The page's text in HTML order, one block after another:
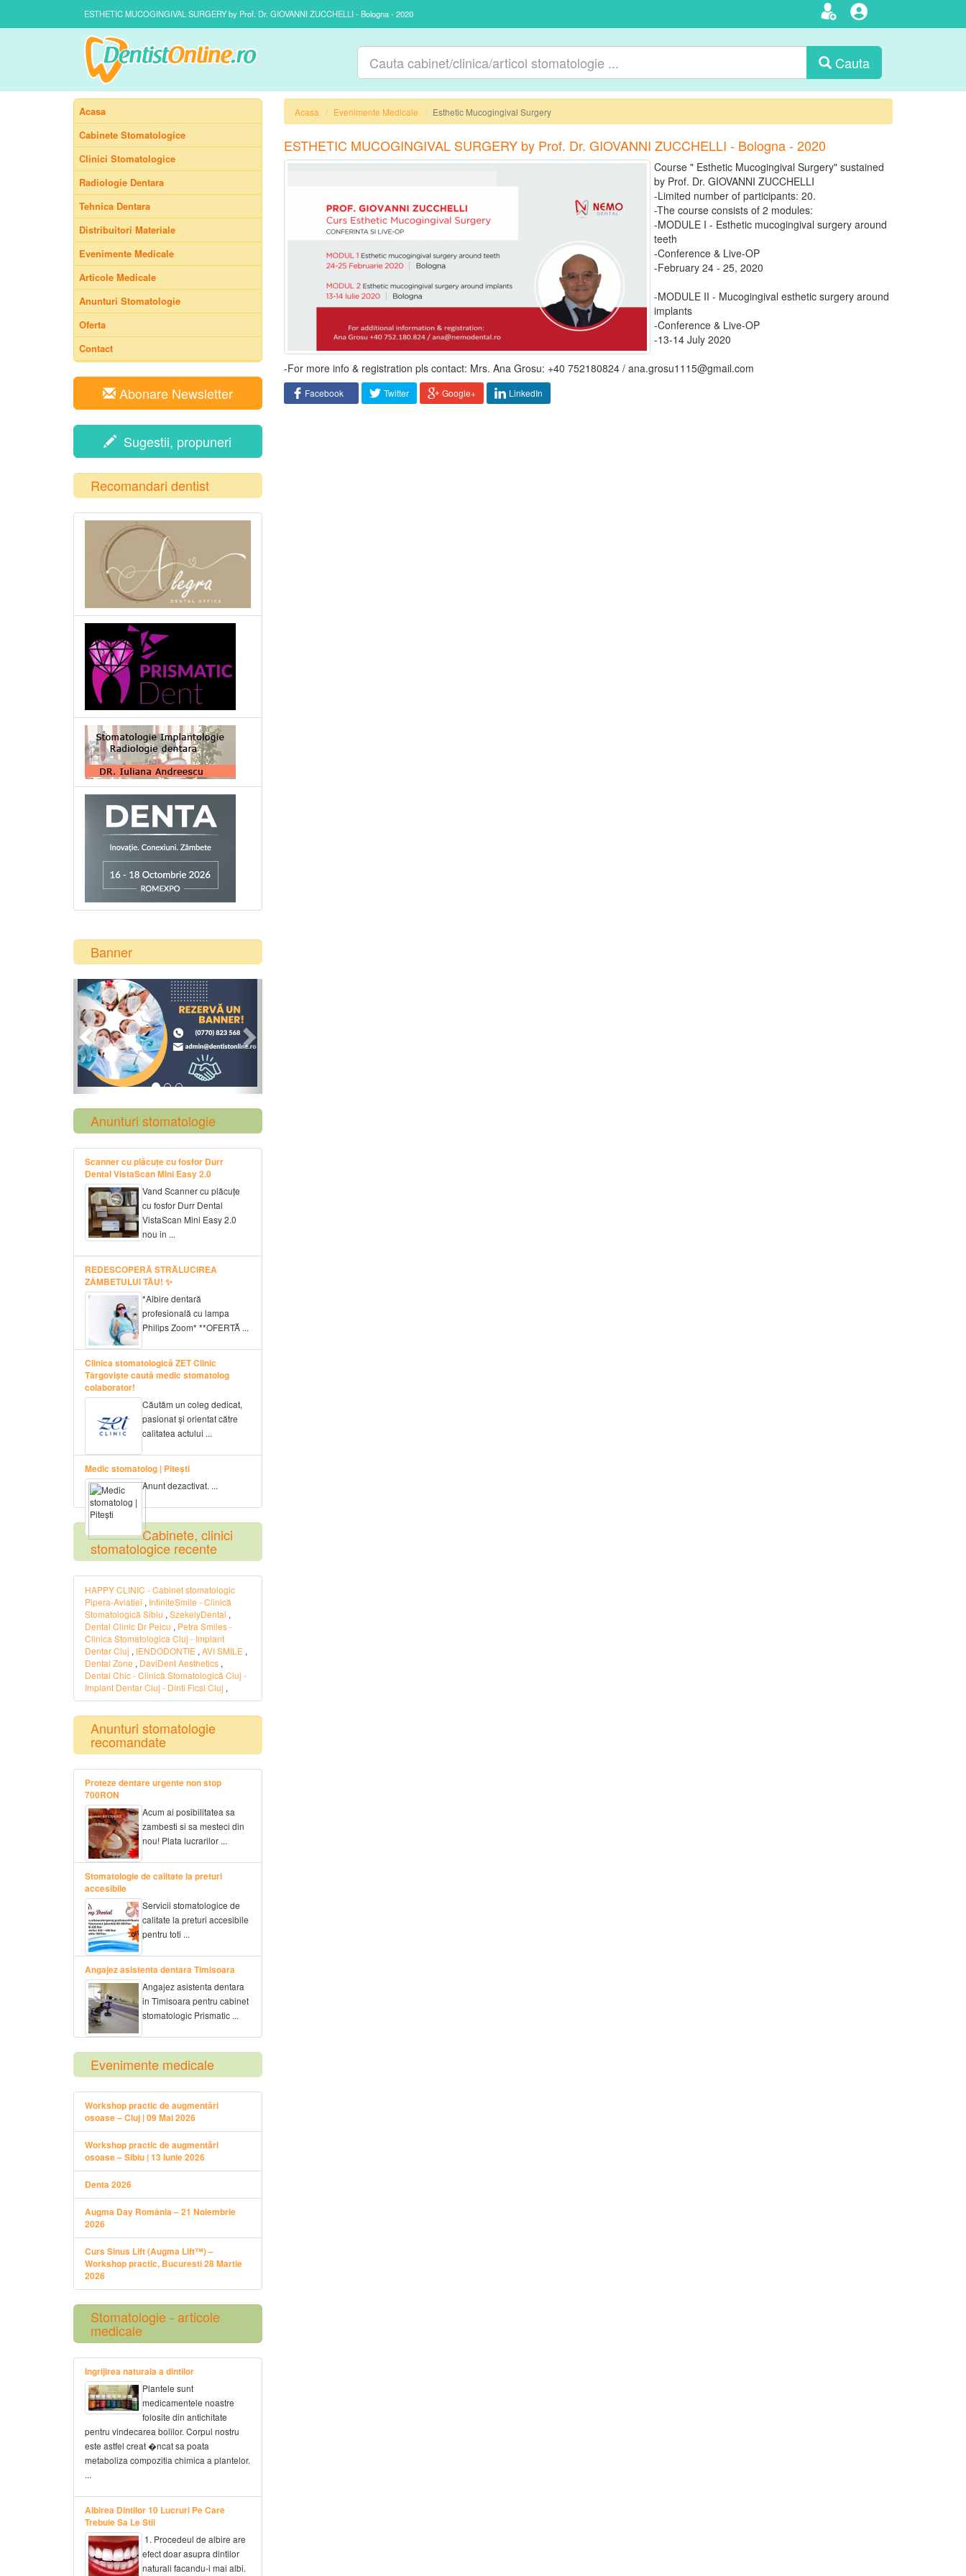
ESTHETIC MUCOGINGIVAL SURGERY by Prof. Dr. GIOVANNI ZUCCHELLI - Bologna - 2020
Cauta
Acasa
Cabinete Stomatologice
Clinici Stomatologice
Radiologie Dentara
Tehnica Dentara
Distribuitori Materiale
Evenimente Medicale
Articole Medicale
Anunturi Stomatologie
Oferta
Contact
Acasa Evenimente Medicale Esthetic Mucogingival Surgery
ESTHETIC MUCOGINGIVAL SURGERY by Prof. Dr. GIOVANNI ZUCCHELLI - Bologna - 2020
Course " Esthetic Mucogingival Surgery" sustained
by Prof. Dr. GIOVANNI ZUCCHELLI
-Limited number of participants: 20.
-The course consists of 2 modules:
-MODULE I - Esthetic mucogingival surgery around
teeth
-Conference & Live-OP
-February 24 - 25, 2020
-MODULE II - Mucogingival esthetic surgery around
implants
-Conference & Live-OP
-13-14 July 2020
-For more info & registration pls contact: Mrs. Ana Grosu: +40 752180824 / ana.grosu1115@gmail.com
Facebook Twitter Google+ LinkedIn
Abonare Newsletter
Sugestii, propuneri
Recomandari dentist
Banner
Previous
Anunturi stomatologie
Scanner cu plăcuțe cu fosfor Durr
Dental VistaScan Mini Easy 2.0
Vand Scanner cu plăcuțe
cu fosfor Durr Dental
VistaScan Mini Easy 2.0
nou in ...
REDESCOPERĂ STRĂLUCIREA
ZÂMBETULUI TĂU! ✨
*Albire dentară
profesională cu lampa
Philips Zoom* **OFERTĂ ...
Clinica stomatologică ZET Clinic
Târgoviște caută medic stomatolog
colaborator!
Căutăm un coleg dedicat,
pasionat și orientat către
calitatea actului ...
Medic stomatolog | Pitești
Anunt dezactivat. ...
Cabinete, clinici
stomatologice recente
HAPPY CLINIC - Cabinet stomatologic
Pipera-Aviatiei , InfiniteSmile - Clinică
Stomatologică Sibiu , SzekelyDental ,
Dental Clinic Dr Peicu , Petra Smiles -
Clinica Stomatologica Cluj - Implant
Dentar Cluj , IENDODONTIE , AVI SMILE ,
Dental Zone , DaviDent Aesthetics ,
Dental Chic - Clinică Stomatologică Cluj -
Implant Dentar Cluj - Dinti Ficsi Cluj ,
Anunturi stomatologie
recomandate
Proteze dentare urgente non stop
700RON
Acum ai posibilitatea sa
zambesti si sa mesteci din
nou! Plata lucrarilor ...
Stomatologie de calitate la preturi
accesibile
Servicii stomatologice de
calitate la preturi accesibile
pentru toti ...
Angajez asistenta dentara Timisoara
Angajez asistenta dentara
in Timisoara pentru cabinet
stomatologic Prismatic ...
Evenimente medicale
Workshop practic de augmentări
osoase – Cluj | 09 Mai 2026
Workshop practic de augmentări
osoase – Sibiu | 13 Iunie 2026
Denta 2026
Augma Day România – 21 Noiembrie
2026
Curs Sinus Lift (Augma Lift™) –
Workshop practic, Bucuresti 28 Martie
2026
Stomatologie - articole
medicale
Ingrijirea naturala a dintilor
Plantele sunt
medicamentele noastre
folosite din antichitate
pentru vindecarea bolilor. Corpul nostru
este astfel creat �ncat sa poata
metaboliza compozitia chimica a plantelor.
...
Albirea Dintilor 10 Lucruri Pe Care
Trebuie Sa Le Stii
1. Procedeul de albire are
efect doar asupra dintilor
naturali facandu-i mai albi.